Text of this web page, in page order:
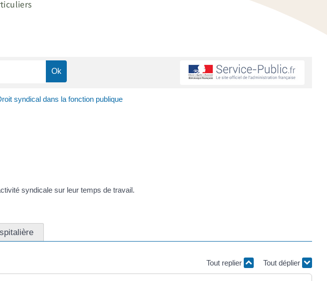
syndical dans la fonction publique
syndicale sur leur temps de travail.
Tout replier Tout déplier